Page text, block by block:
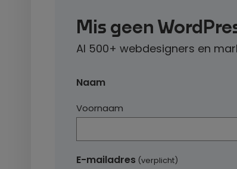
Mis geen
Al 500+ webdesigners en
Naam
Voornaam
E-mailadres (verplicht)